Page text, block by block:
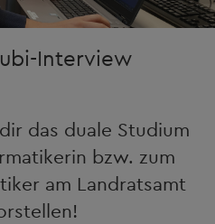
Interview
das duale Studium
bzw. zum
am Landratsamt